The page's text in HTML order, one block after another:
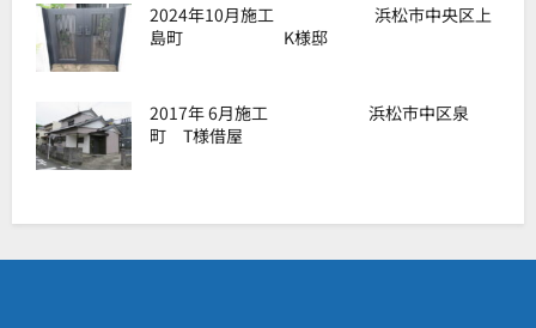
2024年10月施工 浜松市中央区上
島町 K様邸
2017年 6月施工 浜松市中区泉
町 T様借屋